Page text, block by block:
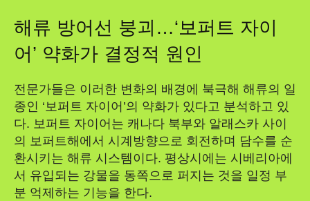
해류 방어선 붕괴…‘보퍼트 자이
어’ 약화가 결정적 원인
전문가들은 이러한 변화의 배경에 북극해 해류의 일
종인 ‘보퍼트 자이어’의 약화가 있다고 분석하고 있
다. 보퍼트 자이어는 캐나다 북부와 알래스카 사이
의 보퍼트해에서 시계방향으로 회전하며 담수를 순
환시키는 해류 시스템이다. 평상시에는 시베리아에
서 유입되는 강물을 동쪽으로 퍼지는 것을 일정 부
분 억제하는 기능을 한다.